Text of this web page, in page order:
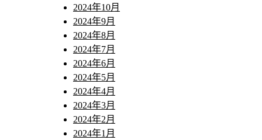
2024年10月
2024年9月
2024年8月
2024年7月
2024年6月
2024年5月
2024年4月
2024年3月
2024年2月
2024年1月